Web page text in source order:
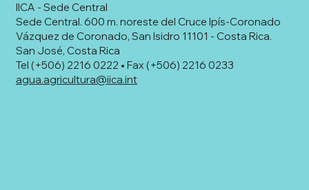
IICA - Sede Central
Sede Central. 600 m. noreste del Cruce Ipís-Coronado
Vázquez de Coronado, San Isidro 11101 - Costa Rica.
San José, Costa Rica
Tel (+506) 2216 0222 • Fax (+506) 2216 0233
agua.agricultura@iica.int